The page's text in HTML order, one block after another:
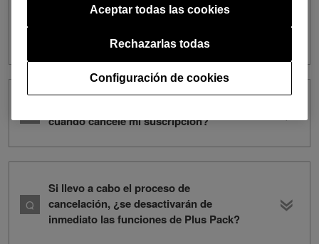
types of subscription?
cuando cancele mi suscripción?
Si llevo a cabo el proceso de
cancelación, ¿se desactivarán de
inmediato las funciones de Plus Pack?
Configuración de cookies
Rechazarlas todas
Aceptar todas las cookies